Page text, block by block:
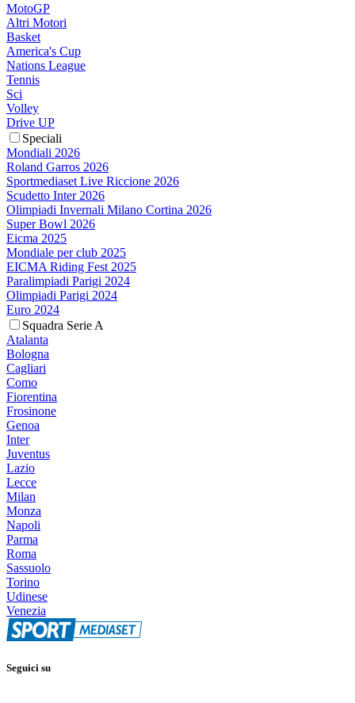
MotoGP
Altri Motori
Basket
America's Cup
Nations League
Tennis
Sci
Volley
Drive UP
Speciali
Mondiali 2026
Roland Garros 2026
Sportmediaset Live Riccione 2026
Scudetto Inter 2026
Olimpiadi Invernali Milano Cortina 2026
Super Bowl 2026
Eicma 2025
Mondiale per club 2025
EICMA Riding Fest 2025
Paralimpiadi Parigi 2024
Olimpiadi Parigi 2024
Euro 2024
Squadra Serie A
Atalanta
Bologna
Cagliari
Como
Fiorentina
Frosinone
Genoa
Inter
Juventus
Lazio
Lecce
Milan
Monza
Napoli
Parma
Roma
Sassuolo
Torino
Udinese
Venezia
Seguici su